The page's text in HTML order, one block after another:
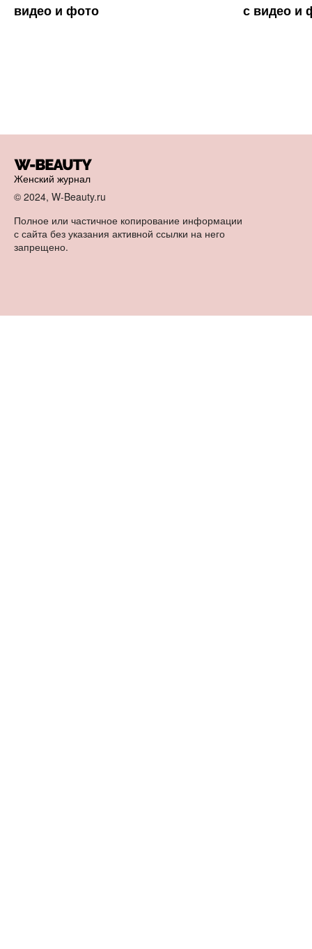
видео и фото
с видео и
Женский журнал
© 2024, W-Beauty.ru
Полное или частичное копирование информации
с сайта без указания активной ссылки на него
запрещено.